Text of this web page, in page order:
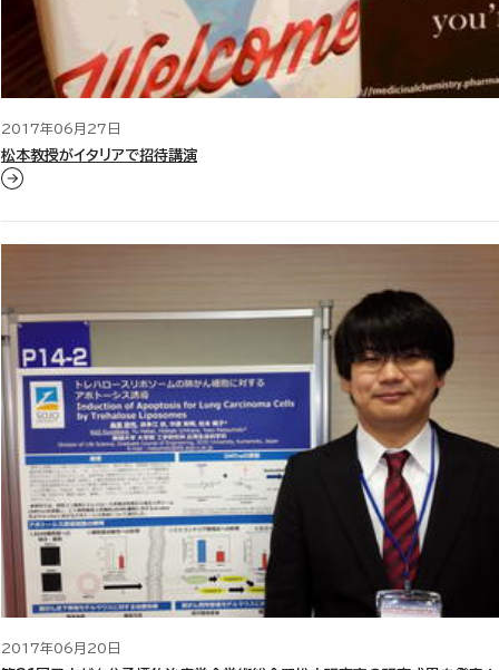
2017年06月27日
松本教授がイタリアで招待講演
2017年06月20日